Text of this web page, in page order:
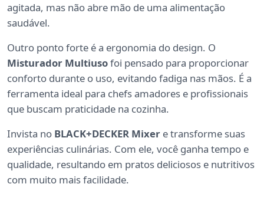
agitada, mas não abre mão de uma alimentação
saudável.
Outro ponto forte é a ergonomia do design. O
Misturador Multiusofoi pensado para proporcionar
conforto durante o uso, evitando fadiga nas mãos. É a
ferramenta ideal para chefs amadores e profissionais
que buscam praticidade na cozinha.
Invista no BLACK+DECKER Mixer e transforme suas
experiências culinárias. Com ele, você ganha tempo e
qualidade, resultando em pratos deliciosos e nutritivos
com muito mais facilidade.